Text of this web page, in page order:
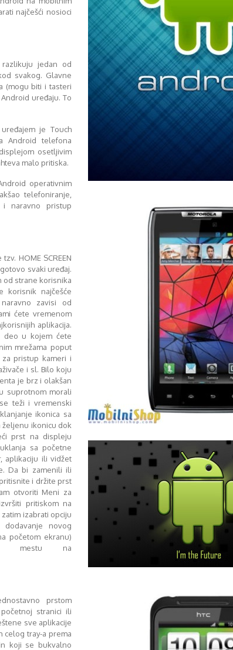
najčešći nosioci
jedan od
svakog. Glavne
(mogu biti i tasteri
uređaju. To
je Touch
Android telefona
osetljivim
malo pritiska.
operativnim
telefoniranje,
i naravno pristup
HOME SCREEN
svaki uređaj.
od strane korisnika
korisnik najčešće
zavisi od
ćete vremenom
aplikacija.
deo u kojem ćete
mrežama poput
za pristup kameri i
i sl. Bilo koju
je brz i olakšan
suprotnom morali
teži i vremenski
ikonica sa
željenu ikonicu dok
prst na displeju
sa početne
aplikaciju ili vidžet
Da bi zamenili ili
i držite prst
otvoriti Meni za
pritiskom na
izabrati opciju
novog
početom ekranu)
mestu na
prstom
stranici ili
sve aplikacije
celog tray-a prema
koji se bukvalno